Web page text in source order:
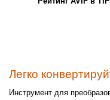
Легко
Инструмент для